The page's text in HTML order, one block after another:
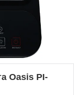
Oasis PI-